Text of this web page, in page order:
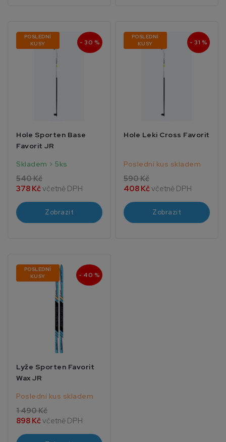
POSLEDNÍ
KUSY
- 30 %
Hole Sporten Base
Favorit JR
Skladem > 5ks
540 Kč
378 Kčvčetně DPH
Zobrazit
POSLEDNÍ
KUSY
- 31 %
Hole Leki Cross Favorit
Poslední kus skladem
590 Kč
408 Kčvčetně DPH
Zobrazit
POSLEDNÍ
KUSY
- 40 %
Lyže Sporten Favorit
Wax JR
Poslední kus skladem
1 490 Kč
898 Kčvčetně DPH